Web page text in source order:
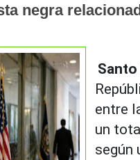
negra
Santo
entre
un
según